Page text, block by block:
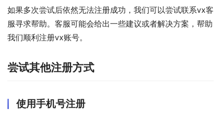
如果多次尝试后依然无法注册成功，我们可以尝试联系vx客
服寻求帮助。客服可能会给出一些建议或者解决方案，帮助
我们顺利注册vx账号。
尝试其他注册方式
使用手机号注册